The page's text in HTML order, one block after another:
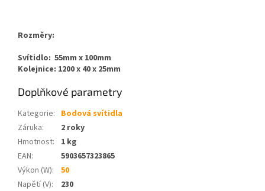
Rozměry:
Svítidlo: 55mm x 100mm
Kolejnice: 1200 x 40 x 25mm
Doplňkové parametry
Kategorie: Bodová svítidla
Záruka:
2 roky
Hmotnost:
1 kg
EAN:
5903657323865
Výkon (W):
50
Napětí (V):
230